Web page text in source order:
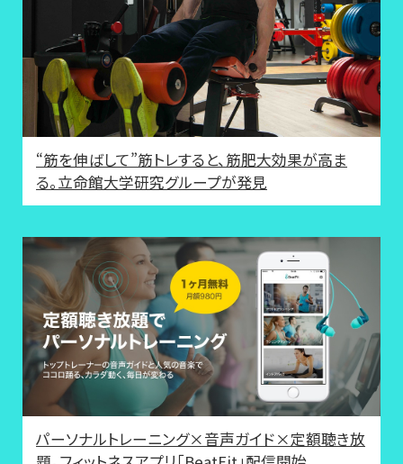
“筋を伸ばして”筋トレすると、筋肥大効果が高ま
る。立命館大学研究グループが発見
パーソナルトレーニング×音声ガイド×定額聴き放